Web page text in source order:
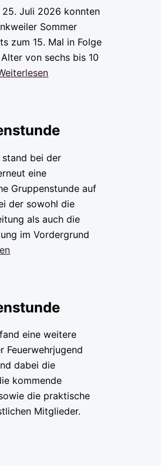
25. Juli 2026 konnten
Sommer
zum 15. Mal in Folge
von sechs bis 10
bei der
eine
Gruppenstunde auf
der sowohl die
als auch die
im Vordergrund
eine weitere
Feuerwehrjugend
dabei die
kommende
die praktische
Mitglieder.